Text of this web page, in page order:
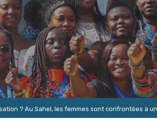
? Au Sahel, les femmes sont confrontées à